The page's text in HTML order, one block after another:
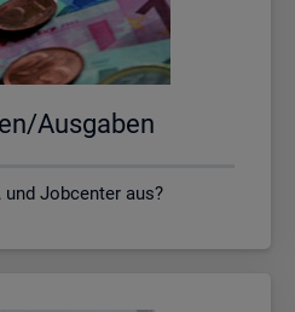
Aus­ga­ben
und Jobcenter aus?